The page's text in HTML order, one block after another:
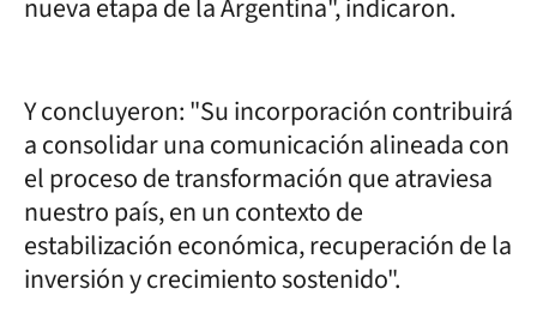
nueva etapa de la Argentina", indicaron.
Y concluyeron: "Su incorporación contribuirá
a consolidar una comunicación alineada con
el proceso de transformación que atraviesa
nuestro país, en un contexto de
estabilización económica, recuperación de la
inversión y crecimiento sostenido".